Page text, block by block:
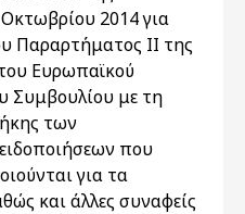
2014 για
Παραρτήματος ΙΙ της
Ευρωπαϊκού
Συμβουλίου με τη
των
που
για τα
και άλλες συναφείς